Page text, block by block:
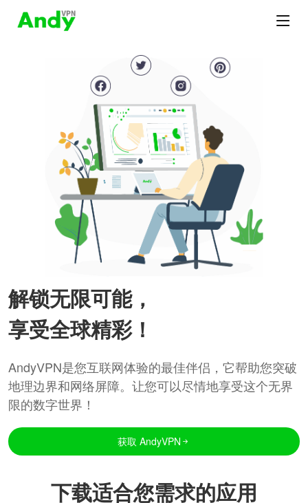
解锁无限可能，
享受全球精彩！
AndyVPN是您互联网体验的最佳伴侣，它帮助您突破
地理边界和网络屏障。让您可以尽情地享受这个无界
限的数字世界！
获取 AndyVPN
下载适合您需求的应用